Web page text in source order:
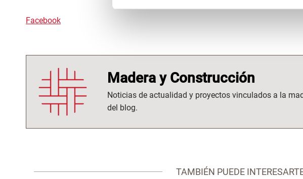
Facebook
Madera y Construcción
Noticias de actualidad y proyectos vinculados a la
del blog.
TAMBIÉN PUEDE